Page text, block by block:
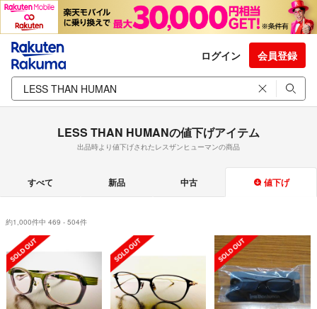
ログイン 会員登録
LESS THAN HUMANの値下げアイテム
出品時より値下げされたレスザンヒューマンの商品
すべて 新品 中古 値下げ
約1,000件中 469 - 504件